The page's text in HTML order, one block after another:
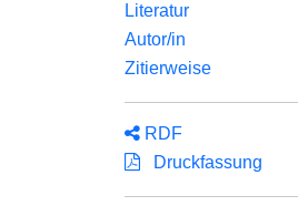
Literatur
Autor/in
Zitierweise
RDF
Druckfassung